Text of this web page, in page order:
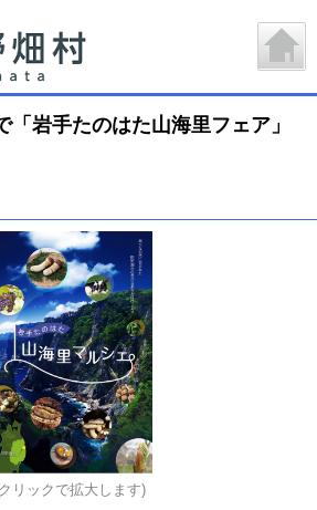
「岩手たのはた山海里フェア」
リックで拡大します)